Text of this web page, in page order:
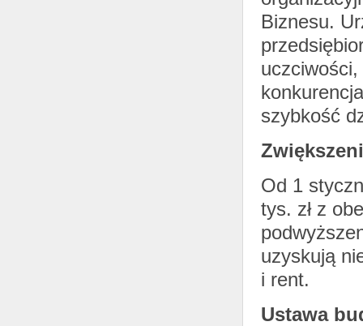
Biznesu.
szybkość
Od 1
tys. zł z
uzyskują
i rent.
Ustawa